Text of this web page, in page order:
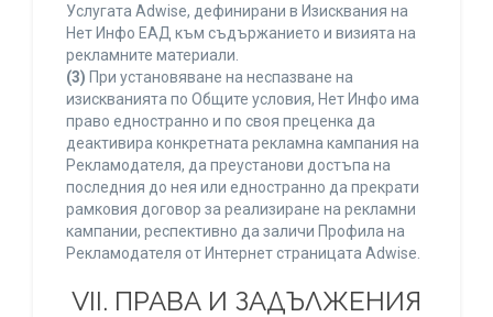
Услугата Adwise, дефинирани в Изисквания на
Нет Инфо ЕАД към съдържанието и визията на
рекламните материали.
(3) При установяване на неспазване на
изискванията по Общите условия, Нет Инфо има
право едностранно и по своя преценка да
деактивира конкретната рекламна кампания на
Рекламодателя, да преустанови достъпа на
последния до нея или едностранно да прекрати
рамковия договор за реализиране на рекламни
кампании, респективно да заличи Профила на
Рекламодателя от Интернет страницата Adwise.
VII. ПРАВА И ЗАДЪЛЖЕНИЯ